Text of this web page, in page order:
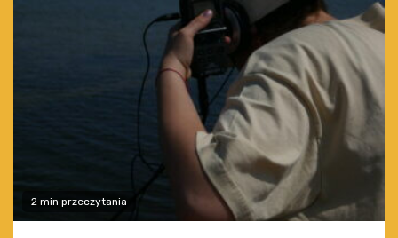
2 min przeczytania